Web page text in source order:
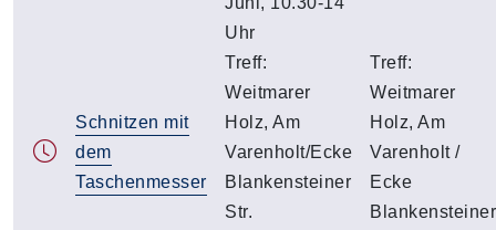
Schnitzen mit
dem
Taschenmesser
Uhr
Treff:
Weitmarer
Holz, Am
Varenholt/Ecke
Blankensteiner
Str.
Treff:
Weitmarer
Holz, Am
Varenholt /
Ecke
Blankensteiner